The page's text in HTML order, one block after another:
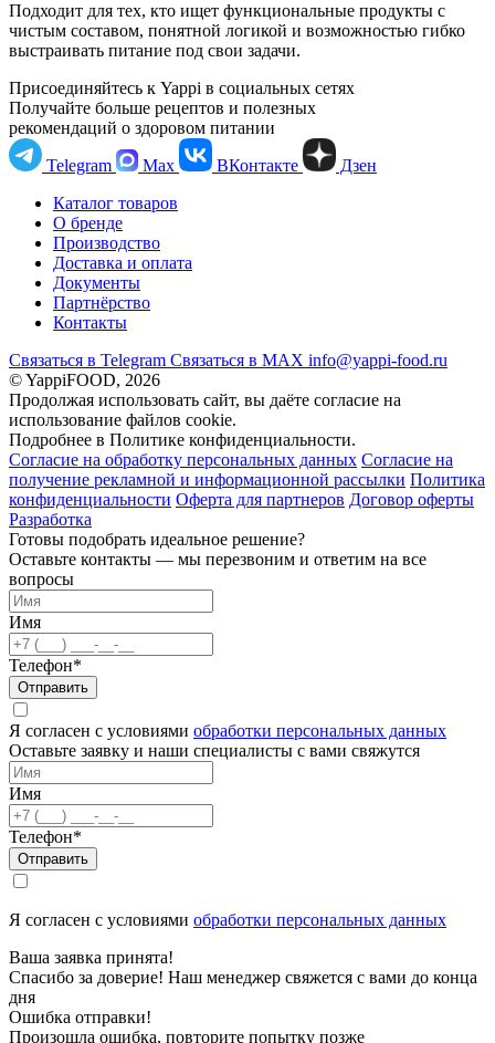
Подходит для тех, кто ищет функциональные продукты с
чистым составом, понятной логикой и возможностью гибко
выстраивать питание под свои задачи.
Присоединяйтесь к Yappi в социальных сетях
Получайте больше рецептов и полезных
рекомендаций о здоровом питании
Telegram
Max ВКонтакте
Дзен
Каталог товаров
О бренде
Производство
Доставка и оплата
Документы
Партнёрство
Контакты
Связаться в Telegram Связаться в МАХ info@yappi-food.ru
© YappiFOOD, 2026
Продолжая использовать сайт, вы даёте согласие на
использование файлов cookie.
Подробнее в Политике конфиденциальности.
Согласие на обработку персональных данных Согласие на
получение рекламной и информационной рассылки Политика
конфиденциальности Оферта для партнеров Договор оферты
Разработка
Готовы подобрать идеальное решение?
Оставьте контакты — мы перезвоним и ответим на все
вопросы
Имя
Телефон*
Отправить
Я согласен с условиями обработки персональных данных
Оставьте заявку и наши специалисты с вами свяжутся
Имя
Телефон*
Отправить
Я согласен с условиями обработки персональных данных
Ваша заявка принята!
Спасибо за доверие! Наш менеджер свяжется с вами до конца
дня
Ошибка отправки!
Произошла ошибка, повторите попытку позже